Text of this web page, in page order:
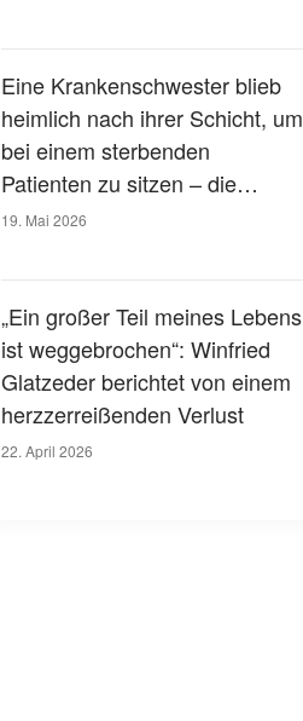
Eine Krankenschwester blieb
heimlich nach ihrer Schicht, um
bei einem sterbenden
Patienten zu sitzen – die
Beerdigung veränderte ihr
19. Mai 2026
„Ein großer Teil meines Lebens
ist weggebrochen“: Winfried
Glatzeder berichtet von einem
herzzerreißenden Verlust
22. April 2026